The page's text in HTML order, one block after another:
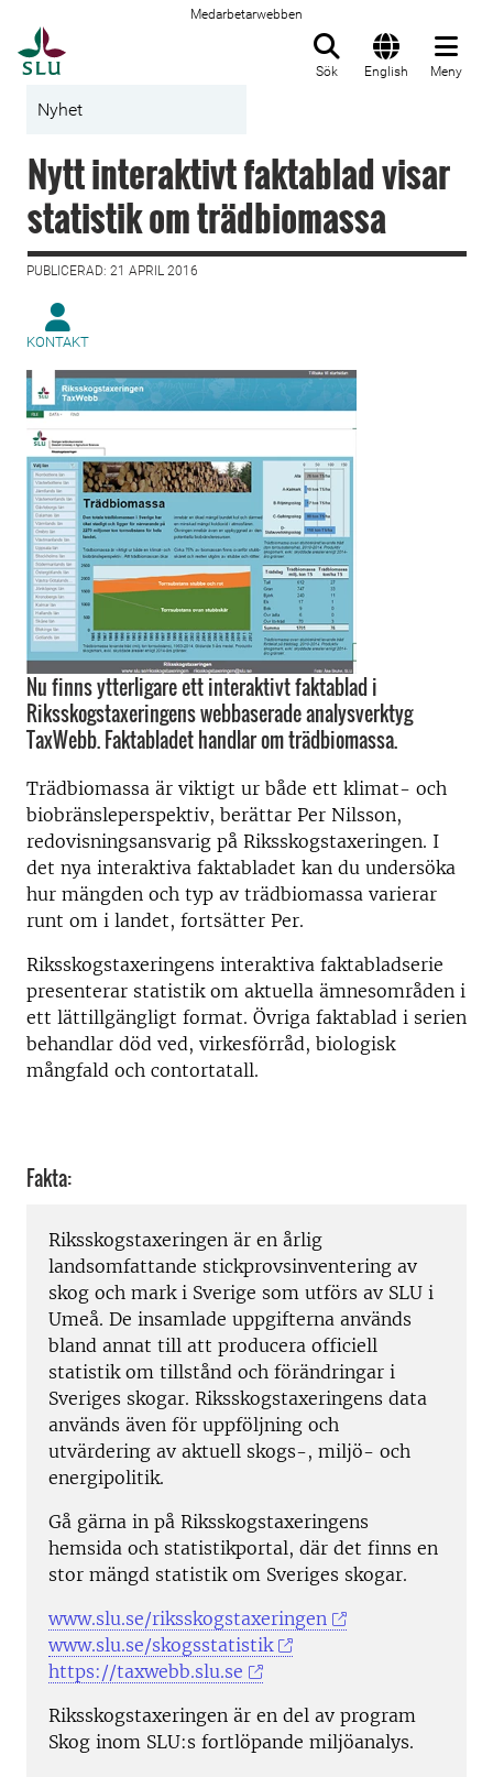
Medarbetarwebben
Sök English Meny
Nyhet
Nytt interaktivt faktablad visar
statistik om trädbiomassa
PUBLICERAD: 21 APRIL 2016
KONTAKT
Nu finns ytterligare ett interaktivt faktablad i
Riksskogstaxeringens webbaserade analysverktyg
TaxWebb. Faktabladet handlar om trädbiomassa.
Trädbiomassa är viktigt ur både ett klimat- och
biobränsleperspektiv, berättar Per Nilsson,
redovisningsansvarig på Riksskogstaxeringen. I
det nya interaktiva faktabladet kan du undersöka
hur mängden och typ av trädbiomassa varierar
runt om i landet, fortsätter Per.
Riksskogstaxeringens interaktiva faktabladserie
presenterar statistik om aktuella ämnesområden i
ett lättillgängligt format. Övriga faktablad i serien
behandlar död ved, virkesförråd, biologisk
mångfald och contortatall.
Fakta:
Riksskogstaxeringen är en årlig
landsomfattande stickprovsinventering av
skog och mark i Sverige som utförs av SLU i
Umeå. De insamlade uppgifterna används
bland annat till att producera officiell
statistik om tillstånd och förändringar i
Sveriges skogar. Riksskogstaxeringens data
används även för uppföljning och
utvärdering av aktuell skogs-, miljö- och
energipolitik.
Gå gärna in på Riksskogstaxeringens
hemsida och statistikportal, där det finns en
stor mängd statistik om Sveriges skogar.
www.slu.se/riksskogstaxeringen
www.slu.se/skogsstatistik
https://taxwebb.slu.se
Riksskogstaxeringen är en del av program
Skog inom SLU:s fortlöpande miljöanalys.